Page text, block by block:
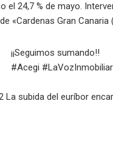
el 24,7 % de mayo.
«Cardenas Gran
¡¡Seguimos sumando!!
#Acegi
La subida del euríbor